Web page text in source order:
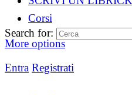
Corsi
More options
Entra Registrati
Search for: